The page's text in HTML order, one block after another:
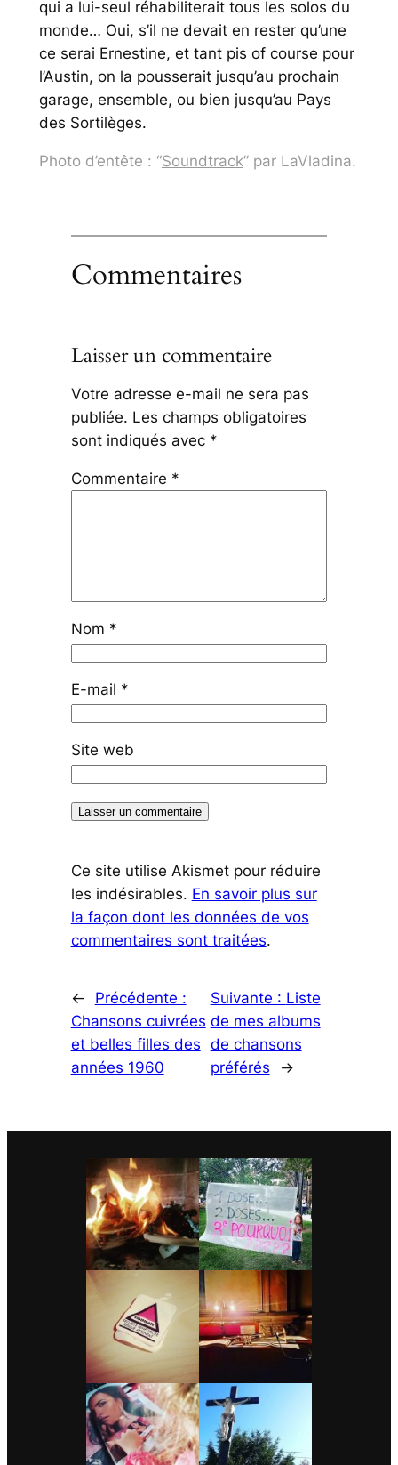
qui a lui-seul réhabiliterait tous les solos du
monde… Oui, s’il ne devait en rester qu’une
ce serai Ernestine, et tant pis of course pour
l’Austin, on la pousserait jusqu’au prochain
garage, ensemble, ou bien jusqu’au Pays
des Sortilèges.
Photo d’entête : “Soundtrack” par LaVladina.
Commentaires
Laisser un commentaire
Votre adresse e-mail ne sera pas
publiée. Les champs obligatoires
sont indiqués avec *
Commentaire *
Nom *
E-mail *
Site web
Ce site utilise Akismet pour réduire
les indésirables. En savoir plus sur
la façon dont les données de vos
commentaires sont traitées.
←
Précédente :
Chansons cuivrées
et belles filles des
années 1960
Suivante : Liste
de mes albums
de chansons
préférés
→